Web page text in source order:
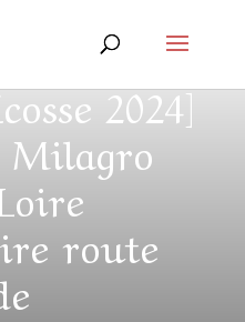
2024]
Milagro
route